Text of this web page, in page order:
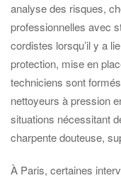
analyse des risques,
professionnelles avec
cordistes lorsqu’il y a
protection, mise en
techniciens sont
nettoyeurs à pression
situations nécessitant
charpente douteuse,
À Paris, certaines